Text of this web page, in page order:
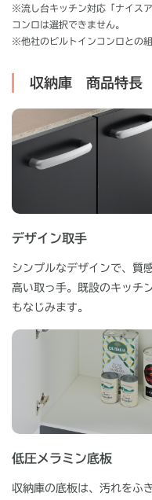
※流し台キッチン対応「ナイス
コンロは選択できません。
※他社のビルトインコンロとの
収納庫 商品特長
デザイン取手
シンプルなデザインで、質
高い取っ手。既設のキッチ
もなじみます。
低圧メラミン底板
収納庫の底板は、汚れをふ